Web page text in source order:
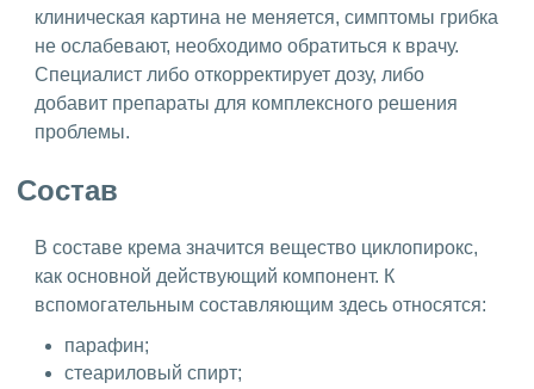
клиническая картина не меняется, симптомы грибка
не ослабевают, необходимо обратиться к врачу.
Специалист либо откорректирует дозу, либо
добавит препараты для комплексного решения
проблемы.
Состав
В составе крема значится вещество циклопирокс,
как основной действующий компонент. К
вспомогательным составляющим здесь относятся:
парафин;
стеариловый спирт;